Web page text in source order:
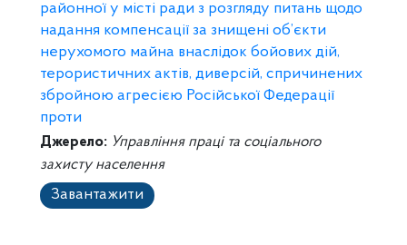
районної у місті ради з розгляду питань щодо
надання компенсації за знищені об’єкти
нерухомого майна внаслідок бойових дій,
терористичних актів, диверсій, спричинених
збройною агресією Російської Федерації
проти
Джерело: Управління праці та соціального
захисту населення
Завантажити